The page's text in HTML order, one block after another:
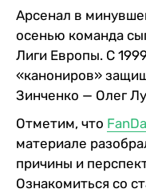
Арсенал в
осенью команда
Лиги Европы. С
«канониров»
Зинченко — Олег
Отметим, что
материале
причины и
Ознакомиться со